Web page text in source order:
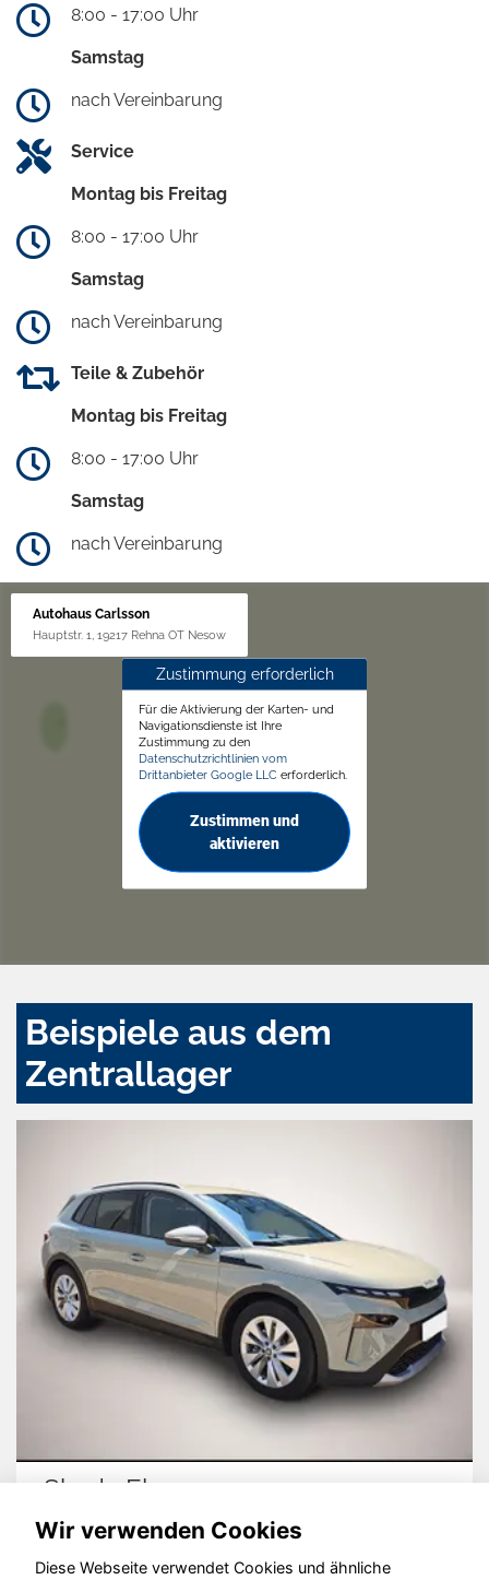
8:00 - 17:00 Uhr
Samstag
nach Vereinbarung
Service
Montag bis Freitag
8:00 - 17:00 Uhr
Samstag
nach Vereinbarung
Teile & Zubehör
Montag bis Freitag
8:00 - 17:00 Uhr
Samstag
nach Vereinbarung
Autohaus Carlsson
Hauptstr. 1, 19217 Rehna OT Nesow
Zustimmung erforderlich
Für die Aktivierung der Karten- und
Navigationsdienste ist Ihre
Zustimmung zu den
Datenschutzrichtlinien vom
Drittanbieter Google LLC erforderlich.
Zustimmen und
aktivieren
Beispiele aus dem
Zentrallager
Skoda Elroq
Wir verwenden Cookies
Diese Webseite verwendet Cookies und ähnliche